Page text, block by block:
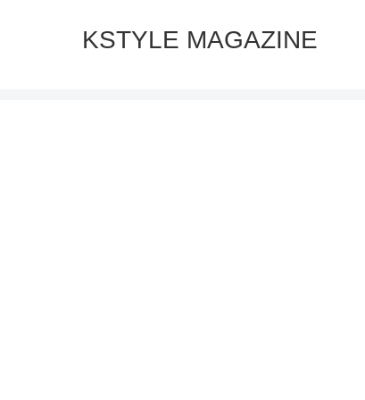
KSTYLE MAGAZINE